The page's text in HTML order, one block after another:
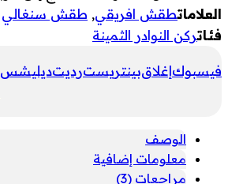
العلاماتطقش افريقي, طقش سنغالي
فئاتركن النوادر الثمينة
فيسبوكإغلاقبينتريسترديتديليشس
الوصف
معلومات إضافية
مراجعات (3)